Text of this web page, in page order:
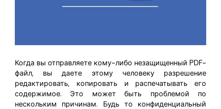
Когда вы отправляете кому-либо незащищенный PDF-
файл, вы даете этому человеку разрешение
редактировать, копировать и распечатывать его
содержимое. Это может быть проблемой по
нескольким причинам. Будь то конфиденциальный